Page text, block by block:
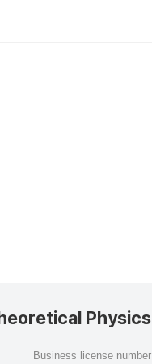
Physics
Business license number